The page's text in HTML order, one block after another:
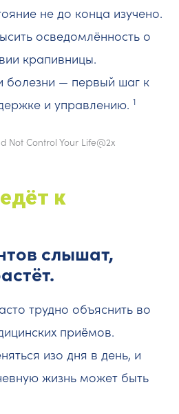
не до конца изучено.
осведомлённость о
крапивницы.
болезни — первый шаг к
и управлению. 1
к
слышат,
трудно объяснить во
приёмов.
изо дня в день, и
жизнь может быть